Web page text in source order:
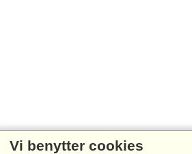
Vi benytter cookies